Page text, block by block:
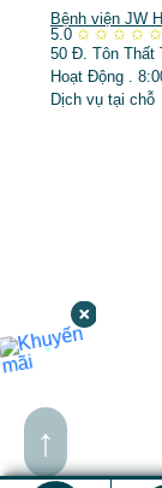
↑
Bệnh viện JW
5.0 ✩ ✩ ✩ ✩ ✩
50 Đ. Tôn Thất
Hoạt Động .
Dịch vụ tại chỗ